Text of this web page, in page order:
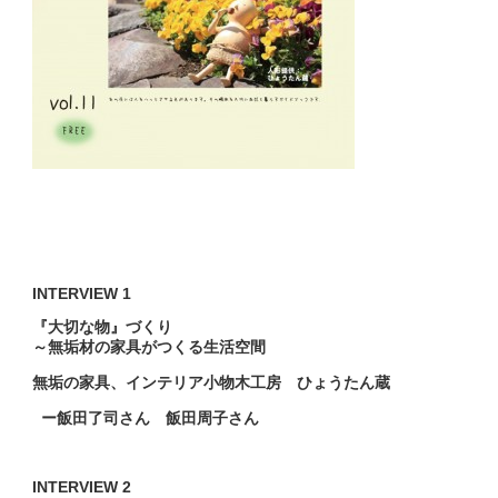
INTERVIEW 1
『大切な物』づくり
～無垢材の家具がつくる生活空間
無垢の家具、インテリア小物木工房 ひょうたん蔵
ー飯田了司さん 飯田周子さん
INTERVIEW 2